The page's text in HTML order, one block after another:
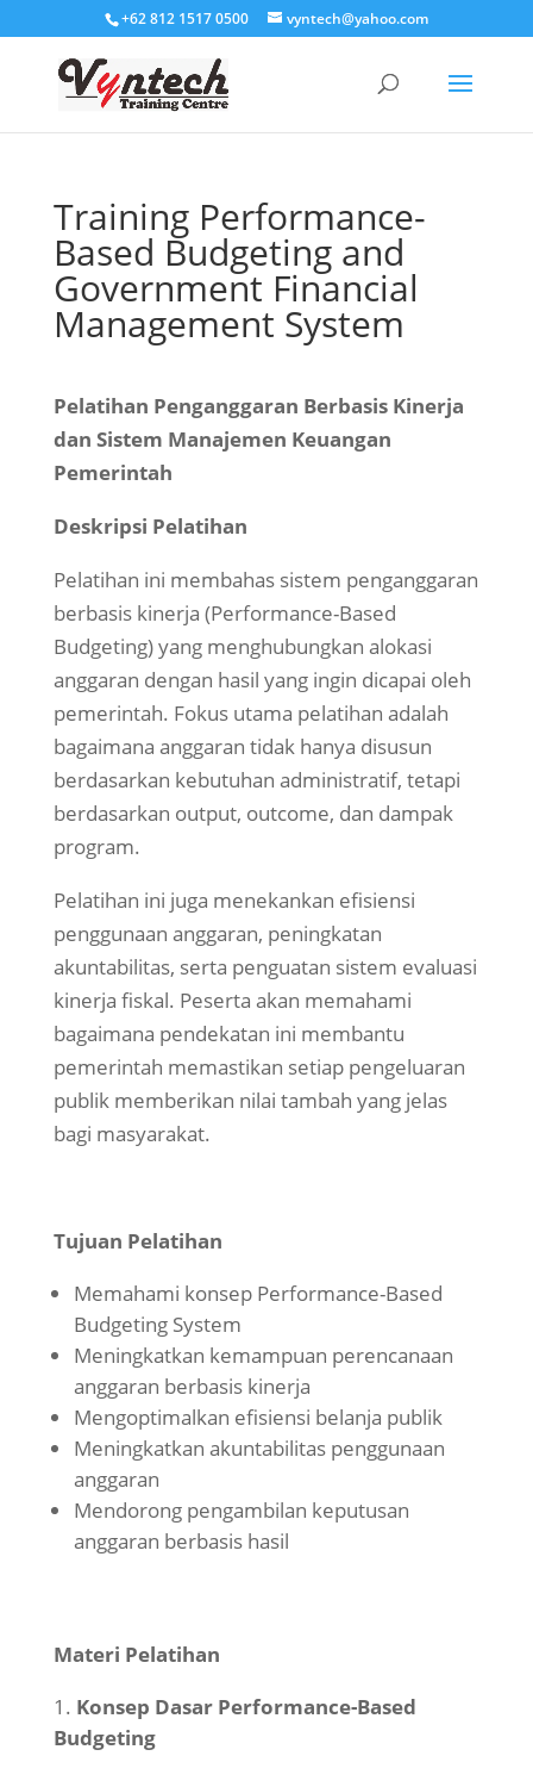
+62 812 1517 0500 vyntech@yahoo.com
Training Performance-
Based Budgeting and
Government Financial
Management System
Pelatihan Penganggaran Berbasis Kinerja
dan Sistem Manajemen Keuangan
Pemerintah
Deskripsi Pelatihan
Pelatihan ini membahas sistem penganggaran
berbasis kinerja (Performance-Based
Budgeting) yang menghubungkan alokasi
anggaran dengan hasil yang ingin dicapai oleh
pemerintah. Fokus utama pelatihan adalah
bagaimana anggaran tidak hanya disusun
berdasarkan kebutuhan administratif, tetapi
berdasarkan output, outcome, dan dampak
program.
Pelatihan ini juga menekankan efisiensi
penggunaan anggaran, peningkatan
akuntabilitas, serta penguatan sistem evaluasi
kinerja fiskal. Peserta akan memahami
bagaimana pendekatan ini membantu
pemerintah memastikan setiap pengeluaran
publik memberikan nilai tambah yang jelas
bagi masyarakat.
Tujuan Pelatihan
Memahami konsep Performance-Based
Budgeting System
Meningkatkan kemampuan perencanaan
anggaran berbasis kinerja
Mengoptimalkan efisiensi belanja publik
Meningkatkan akuntabilitas penggunaan
anggaran
Mendorong pengambilan keputusan
anggaran berbasis hasil
Materi Pelatihan
Konsep Dasar Performance-Based
Budgeting